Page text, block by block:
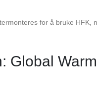
for å bruke HFK,
Global